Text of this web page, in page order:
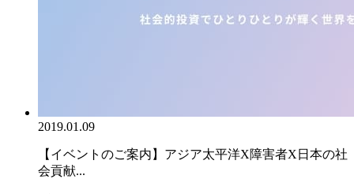
2019.01.09
【イベントのご案内】アジア太平洋X障害者X日本の社
会貢献...